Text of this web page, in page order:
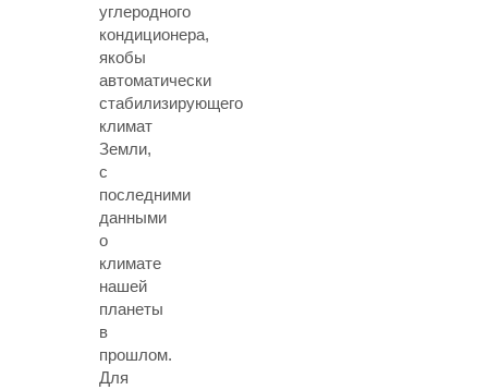
углеродного
кондиционера,
якобы
автоматически
стабилизирующего
климат
Земли,
с
последними
данными
о
климате
нашей
планеты
в
прошлом.
Для